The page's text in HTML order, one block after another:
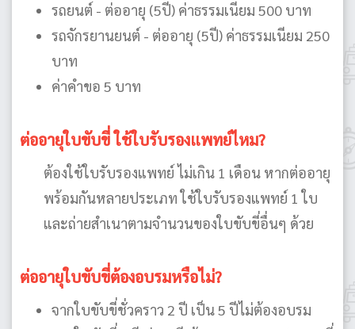
รถยนต์ - ต่ออายุ (5ปี) ค่าธรรมเนียม 500 บาท
รถจักรยานยนต์ - ต่ออายุ (5ปี) ค่าธรรมเนียม 250
บาท
ค่าคำขอ 5 บาท
ต่ออายุใบขับขี่ ใช้ใบรับรองแพทย์ไหม?
ต้องใช้ใบรับรองแพทย์ ไม่เกิน 1 เดือน หากต่ออายุ
พร้อมกันหลายประเภท ใช้ใบรับรองแพทย์ 1 ใบ
และถ่ายสำเนาตามจำนวนของใบขับขี่อื่นๆ ด้วย
ต่ออายุใบขับขี่ต้องอบรมหรือไม่?
จากใบขับขี่ชั่วคราว 2 ปี เป็น 5 ปีไม่ต้องอบรม